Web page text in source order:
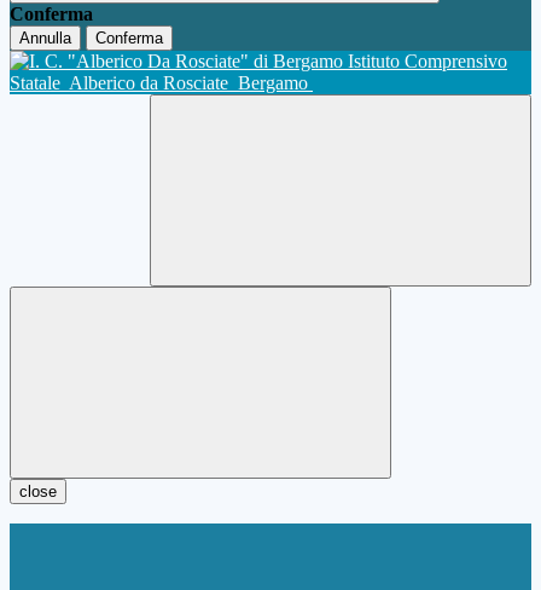
Conferma
Annulla Conferma
Istituto Comprensivo
Statale Alberico da Rosciate Bergamo
close